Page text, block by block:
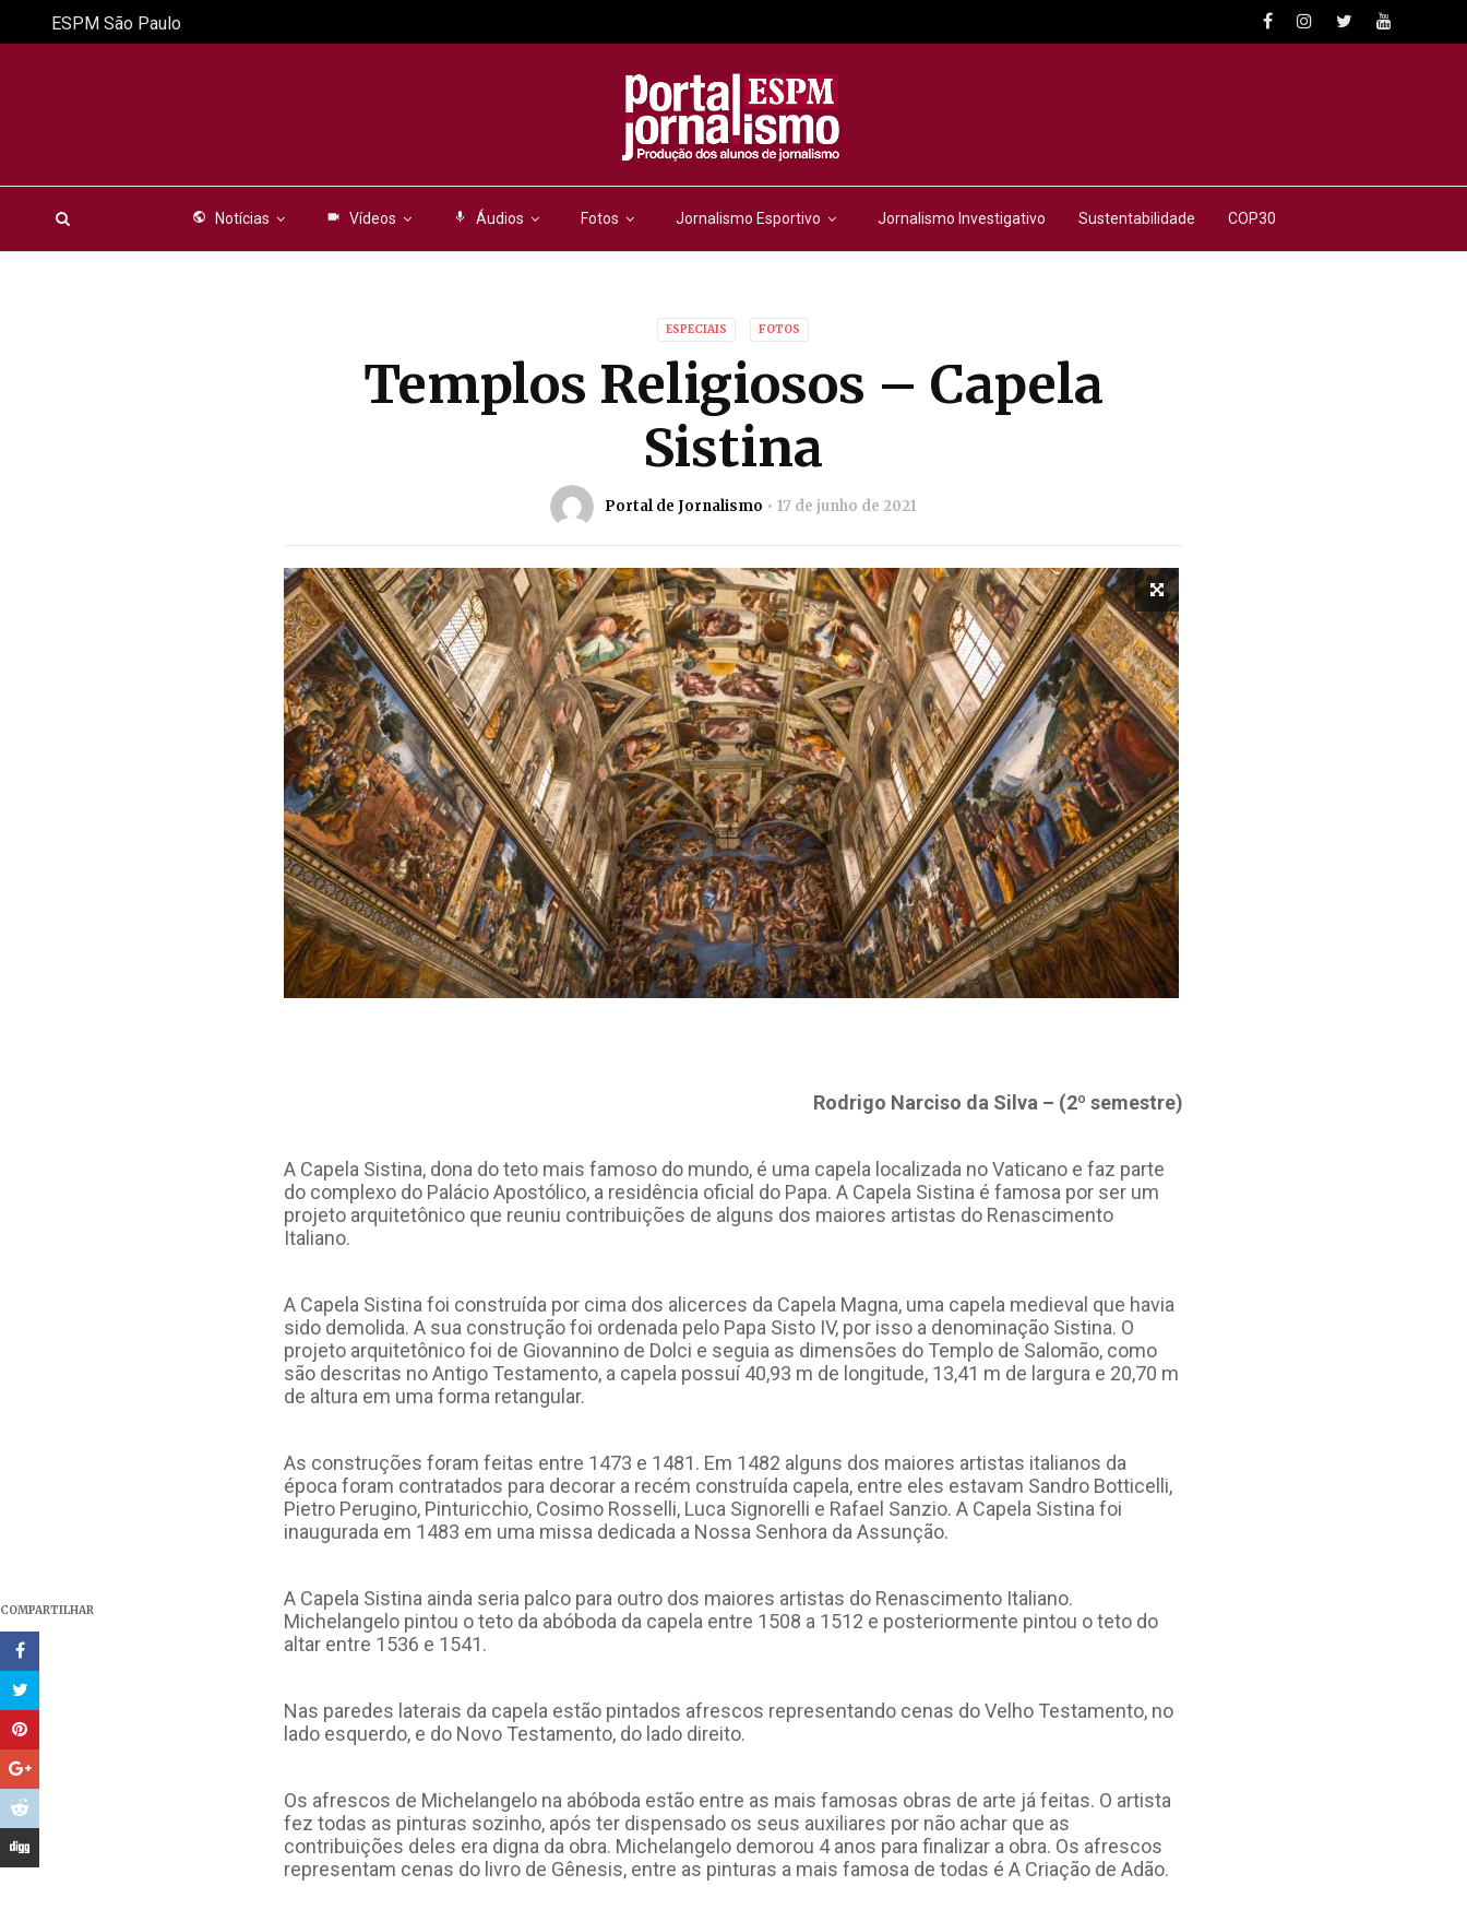
public Notícias videocam Vídeos mic Áudios Fotos Jornalismo Esportivo Jornalismo Investigativo Sustentabilidade COP30
ESPM São Paulo
ESPECIAIS FOTOS
Templos Religiosos – Capela
Sistina
Portal de Jornalismo 17 de junho de 2021
COMPARTILHAR
Rodrigo Narciso da Silva – (2º semestre)
A Capela Sistina, dona do teto mais famoso do mundo, é uma capela localizada no Vaticano e faz parte
do complexo do Palácio Apostólico, a residência oficial do Papa. A Capela Sistina é famosa por ser um
projeto arquitetônico que reuniu contribuições de alguns dos maiores artistas do Renascimento
Italiano.
A Capela Sistina foi construída por cima dos alicerces da Capela Magna, uma capela medieval que havia
sido demolida. A sua construção foi ordenada pelo Papa Sisto IV, por isso a denominação Sistina. O
projeto arquitetônico foi de Giovannino de Dolci e seguia as dimensões do Templo de Salomão, como
são descritas no Antigo Testamento, a capela possuí 40,93 m de longitude, 13,41 m de largura e 20,70 m
de altura em uma forma retangular.
As construções foram feitas entre 1473 e 1481. Em 1482 alguns dos maiores artistas italianos da
época foram contratados para decorar a recém construída capela, entre eles estavam Sandro Botticelli,
Pietro Perugino, Pinturicchio, Cosimo Rosselli, Luca Signorelli e Rafael Sanzio. A Capela Sistina foi
inaugurada em 1483 em uma missa dedicada a Nossa Senhora da Assunção.
A Capela Sistina ainda seria palco para outro dos maiores artistas do Renascimento Italiano.
Michelangelo pintou o teto da abóboda da capela entre 1508 a 1512 e posteriormente pintou o teto do
altar entre 1536 e 1541.
Nas paredes laterais da capela estão pintados afrescos representando cenas do Velho Testamento, no
lado esquerdo, e do Novo Testamento, do lado direito.
Os afrescos de Michelangelo na abóboda estão entre as mais famosas obras de arte já feitas. O artista
fez todas as pinturas sozinho, após ter dispensado os seus auxiliares por não achar que as
contribuições deles era digna da obra. Michelangelo demorou 4 anos para finalizar a obra. Os afrescos
representam cenas do livro de Gênesis, entre as pinturas a mais famosa de todas é A Criação de Adão.